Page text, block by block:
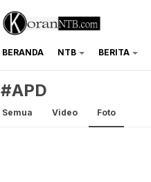
koranntb.com
BERANDA NTB BERITA
#APD
Semua Video Foto